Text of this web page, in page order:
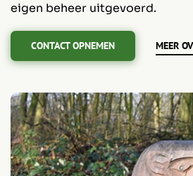
eigen beheer uitgevoerd.
CONTACT OPNEMEN MEER